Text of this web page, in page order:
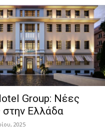
Group: Νέες
Ελλάδα
2025